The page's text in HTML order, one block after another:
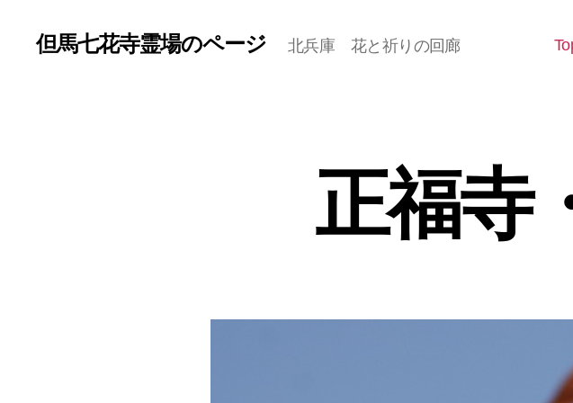
但馬七花寺霊場のページ 北兵庫 花と祈りの回廊
正福寺